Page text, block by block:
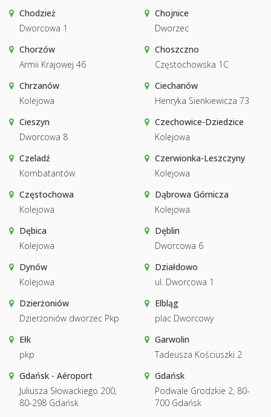
Chodzież
Dworcowa 1
Chojnice
Dworzec
Chorzów
Armii Krajowej 46
Choszczno
Częstochowska 1C
Chrzanów
Kolejowa
Ciechanów
Henryka Sienkiewicza 73
Cieszyn
Dworcowa 8
Czechowice-Dziedzice
Kolejowa
Czeladź
Kombatantów
Czerwionka-Leszczyny
Kolejowa
Częstochowa
Kolejowa
Dąbrowa Górnicza
Kolejowa
Dębica
Kolejowa
Dęblin
Dworcowa 6
Dynów
Kolejowa
Działdowo
ul. Dworcowa 1
Dzierżoniów
Dzierżoniów dworzec Pkp
Elbląg
plac Dworcowy
Ełk
pkp
Garwolin
Tadeusza Kościuszki 2
Gdańsk - Aéroport
Juliusza Słowackiego 200,
80-298 Gdańsk
Gdańsk
Podwale Grodzkie 2, 80-
700 Gdańsk